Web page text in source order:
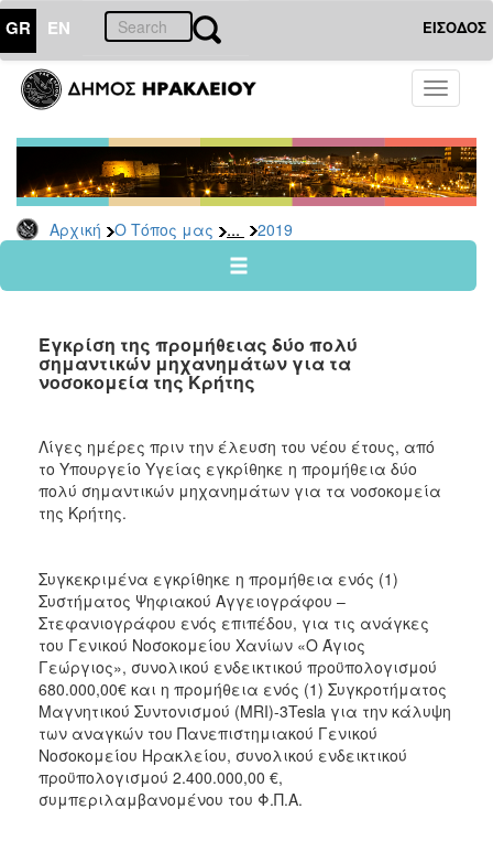
GR EN ΕΙΣΟΔΟΣ
Toggle
Αρχική Ο Τόπος μας ... 2019
ΤΟΠΟΣ
ΜΑΣ
Ανακοινώσεις
Αρχείο
2026
2024
2022
2021
2019
2018
2017
2015
2012
2011
ΔΗΜΟΣ
Έγκρίση της προμήθειας δύο πολύ
σημαντικών μηχανημάτων για τα
νοσοκομεία της Κρήτης
Λίγες ημέρες πριν την έλευση του νέου έτους, από
το Υπουργείο Υγείας εγκρίθηκε η προμήθεια δύο
πολύ σημαντικών μηχανημάτων για τα νοσοκομεία
της Κρήτης.
Συγκεκριμένα εγκρίθηκε η προμήθεια ενός (1)
Συστήματος Ψηφιακού Αγγειογράφου –
Στεφανιογράφου ενός επιπέδου, για τις ανάγκες
του Γενικού Νοσοκομείου Χανίων «Ο Άγιος
Γεώργιος», συνολικού ενδεικτικού προϋπολογισμού
680.000,00€ και η προμήθεια ενός (1) Συγκροτήματος
Μαγνητικού Συντονισμού (MRI)-3Tesla για την κάλυψη
των αναγκών του Πανεπιστημιακού Γενικού
Νοσοκομείου Ηρακλείου, συνολικού ενδεικτικού
προϋπολογισμού 2.400.000,00 €,
συμπεριλαμβανομένου του Φ.Π.Α.